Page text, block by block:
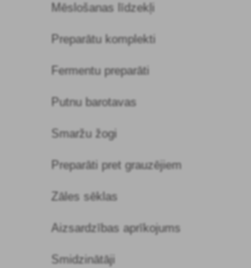
Mēslošanas līdzekļi
Preparātu komplekti
Fermentu preparāti
Putnu barotavas
Smaržu žogi
Preparāti pret grauzējiem
Zāles sēklas
Aizsardzības aprīkojums
Smidzinātāji